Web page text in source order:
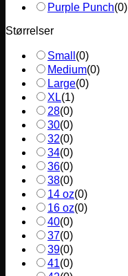
Purple Punch(0)
Størrelser
Small (0)
Medium(0)
Large(0)
XL(1)
28(0)
30(0)
32(0)
34(0)
36(0)
38(0)
14 oz(0)
16 oz(0)
40(0)
37(0)
39(0)
41(0)